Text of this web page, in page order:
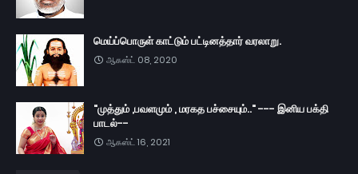
மெய்ப்பொருள் காட்டும் பட்டினத்தார் வரலாறு.
ஆகஸ்ட் 08, 2020
"முத்தும் ,பவளமும் , மரகத பச்சையும்.." --- இனிய பக்தி
பாடல்--
ஆகஸ்ட் 16, 2021